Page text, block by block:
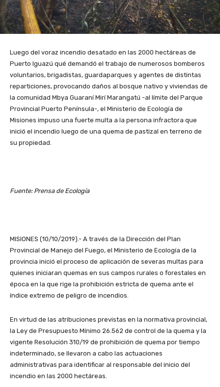
Luego del voraz incendio desatado en las 2000 hectáreas de
Puerto Iguazú qué demandó el trabajo de numerosos bomberos
voluntarios, brigadistas, guardaparques y agentes de distintas
reparticiones, provocando daños al bosque nativo y viviendas de
la comunidad Mbya Guaraní Mirí Marangatú -al límite del Parque
Provincial Puerto Península-, el Ministerio de Ecología de
Misiones impuso una fuerte multa a la persona infractora que
inició el incendio luego de una quema de pastizal en terreno de
su propiedad.
Fuente: Prensa de Ecología
MISIONES (10/10/2019).- A través de la Dirección del Plan
Provincial de Manejo del Fuego, el Ministerio de Ecología de la
provincia inició el proceso de aplicación de severas multas para
quienes iniciaran quemas en sus campos rurales o forestales en
época en la que rige la prohibición estricta de quema ante el
índice extremo de peligro de incendios.
En virtud de las atribuciones previstas en la normativa provincial,
la Ley de Presupuesto Mínimo 26.562 de control de la quema y la
vigente Resolución 310/19 de prohibición de quema por tiempo
indeterminado, se llevaron a cabo las actuaciones
administrativas para identificar al responsable del inicio del
incendio en las 2000 hectáreas.